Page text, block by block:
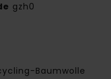
gzh0
Baumwolle